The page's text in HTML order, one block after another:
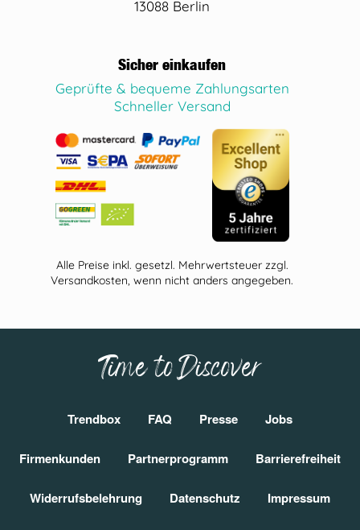
13088 Berlin
Sicher einkaufen
Geprüfte & bequeme Zahlungsarten
Schneller Versand
Alle Preise inkl. gesetzl. Mehrwertsteuer zzgl.
Versandkosten, wenn nicht anders angegeben.
Time to Discover
Trendbox FAQ Presse Jobs
Firmenkunden Partnerprogramm Barrierefreiheit
Widerrufsbelehrung Datenschutz Impressum